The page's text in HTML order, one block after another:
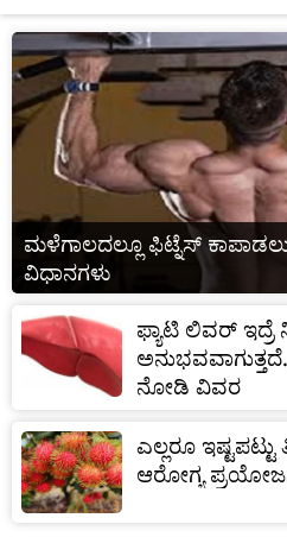
ಮಳೆಗಾಲದಲ್ಲೂ ಫಿಟ್ನೆಸ್
ವಿಧಾನಗಳು
ಫ್ಯಾಟಿ ಲಿವರ್
ನೋಡಿ ವಿವರ
ಎಲ್ಲರೂ
ಆರೋಗ್ಯ